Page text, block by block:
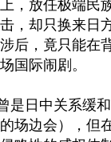
，放任极端民
，却只换来日
后，竟只能在
国际闹剧。
是日中关系缓
场边会），但